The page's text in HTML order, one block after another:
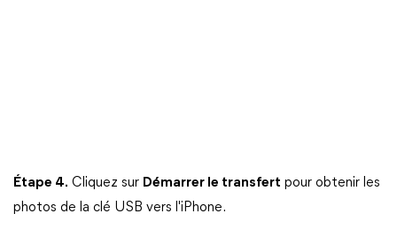
Étape 4. Cliquez sur Démarrer le transfert pour obtenir les
photos de la clé USB vers l'iPhone.